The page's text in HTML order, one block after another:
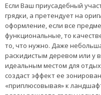
Если Ваш приусадебный
грядки, а претендует на
оформление, если все
функциональные, то
то, что нужно. Даже
раскидистым деревом или у
идеальным местом для
создаст эффект ее
«приплюсовывая» к